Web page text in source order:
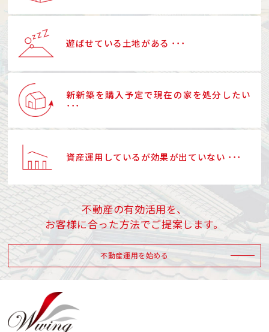
遊ばせている土地がある ･･･
新新築を購入予定で現在の家を処分したい
･･･
資産運用しているが効果が出ていない ･･･
不動産の有効活用を、
お客様に合った方法でご提案します。
不動産運用を始める